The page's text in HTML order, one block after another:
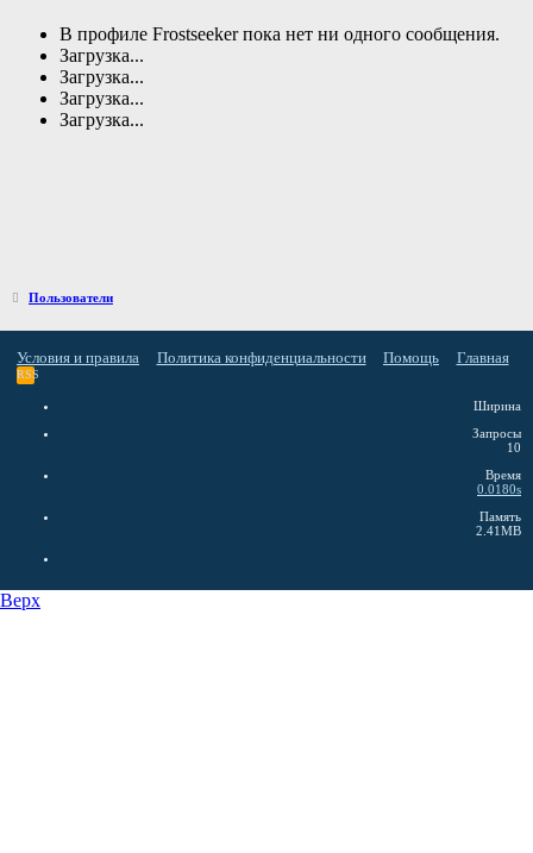
В профиле Frostseeker пока нет ни одного сообщения.
Загрузка...
Загрузка...
Загрузка...
Загрузка...
Пользователи
Условия и правила Политика конфиденциальности Помощь Главная
RSS
Ширина
Запросы
10
Время
0.0180s
Память
2.41MB
Верх